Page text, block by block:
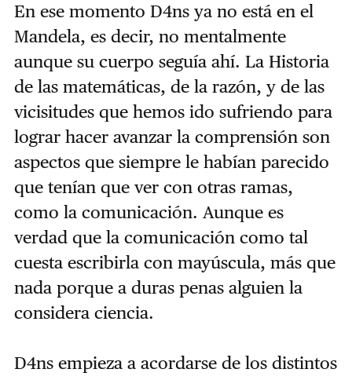
En ese momento D4ns ya no está en el
Mandela, es decir, no mentalmente
aunque su cuerpo seguía ahí. La Historia
de las matemáticas, de la razón, y de las
vicisitudes que hemos ido sufriendo para
lograr hacer avanzar la comprensión son
aspectos que siempre le habían parecido
que tenían que ver con otras ramas,
como la comunicación. Aunque es
verdad que la comunicación como tal
cuesta escribirla con mayúscula, más que
nada porque a duras penas alguien la
considera ciencia.
D4ns empieza a acordarse de los distintos